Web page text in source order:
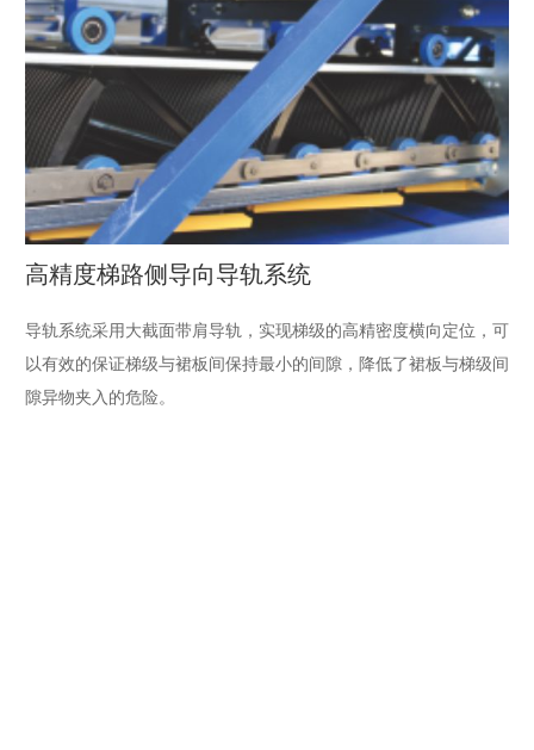
高精度梯路侧导向导轨系统
导轨系统采用大截面带肩导轨，实现梯级的高精密度横向定位，可
以有效的保证梯级与裙板间保持最小的间隙，降低了裙板与梯级间
隙异物夹入的危险。